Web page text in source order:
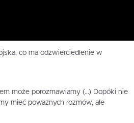
co ma odzwierciedlenie w
może porozmawiamy (…) Dopóki nie
mieć poważnych rozmów, ale